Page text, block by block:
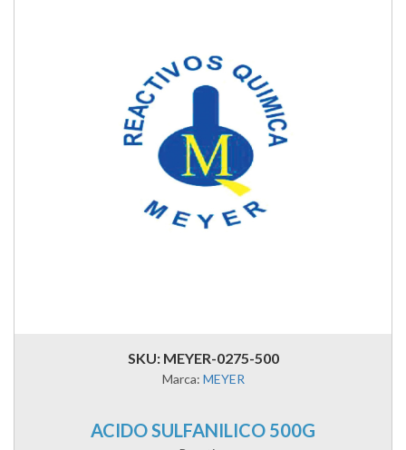
SKU: MEYER-0275-500
Marca: MEYER
ACIDO SULFANILICO 500G